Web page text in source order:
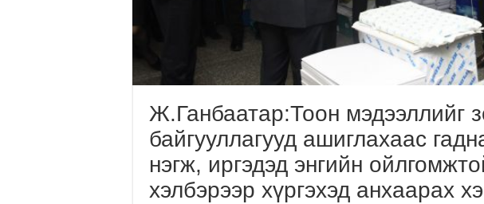
Ж.Ганбаатар:Тоон мэдээллийг
байгууллагууд ашиглахаас
нэгж, иргэдэд энгийн
хэлбэрээр хүргэхэд анхаарах